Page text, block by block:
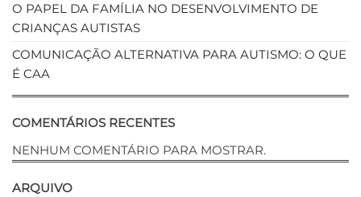
O PAPEL DA FAMÍLIA NO DESENVOLVIMENTO DE
CRIANÇAS AUTISTAS
COMUNICAÇÃO ALTERNATIVA PARA AUTISMO: O QUE
É CAA
COMENTÁRIOS RECENTES
NENHUM COMENTÁRIO PARA MOSTRAR.
ARQUIVO